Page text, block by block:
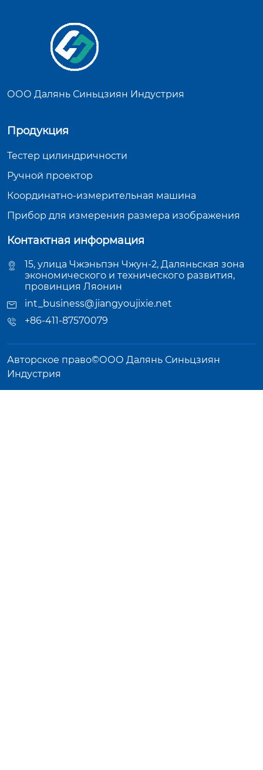
ООО Далянь Синьцзиян Индустрия
Продукция
Тестер цилиндричности
Ручной проектор
Координатно-измерительная машина
Прибор для измерения размера изображения
Контактная информация
15, улица Чжэньпэн Чжун-2, Даляньская зона
экономического и технического развития,
провинция Ляонин
int_business@jiangyoujixie.net
+86-411-87570079
Авторское право©ООО Далянь Синьцзиян
Индустрия